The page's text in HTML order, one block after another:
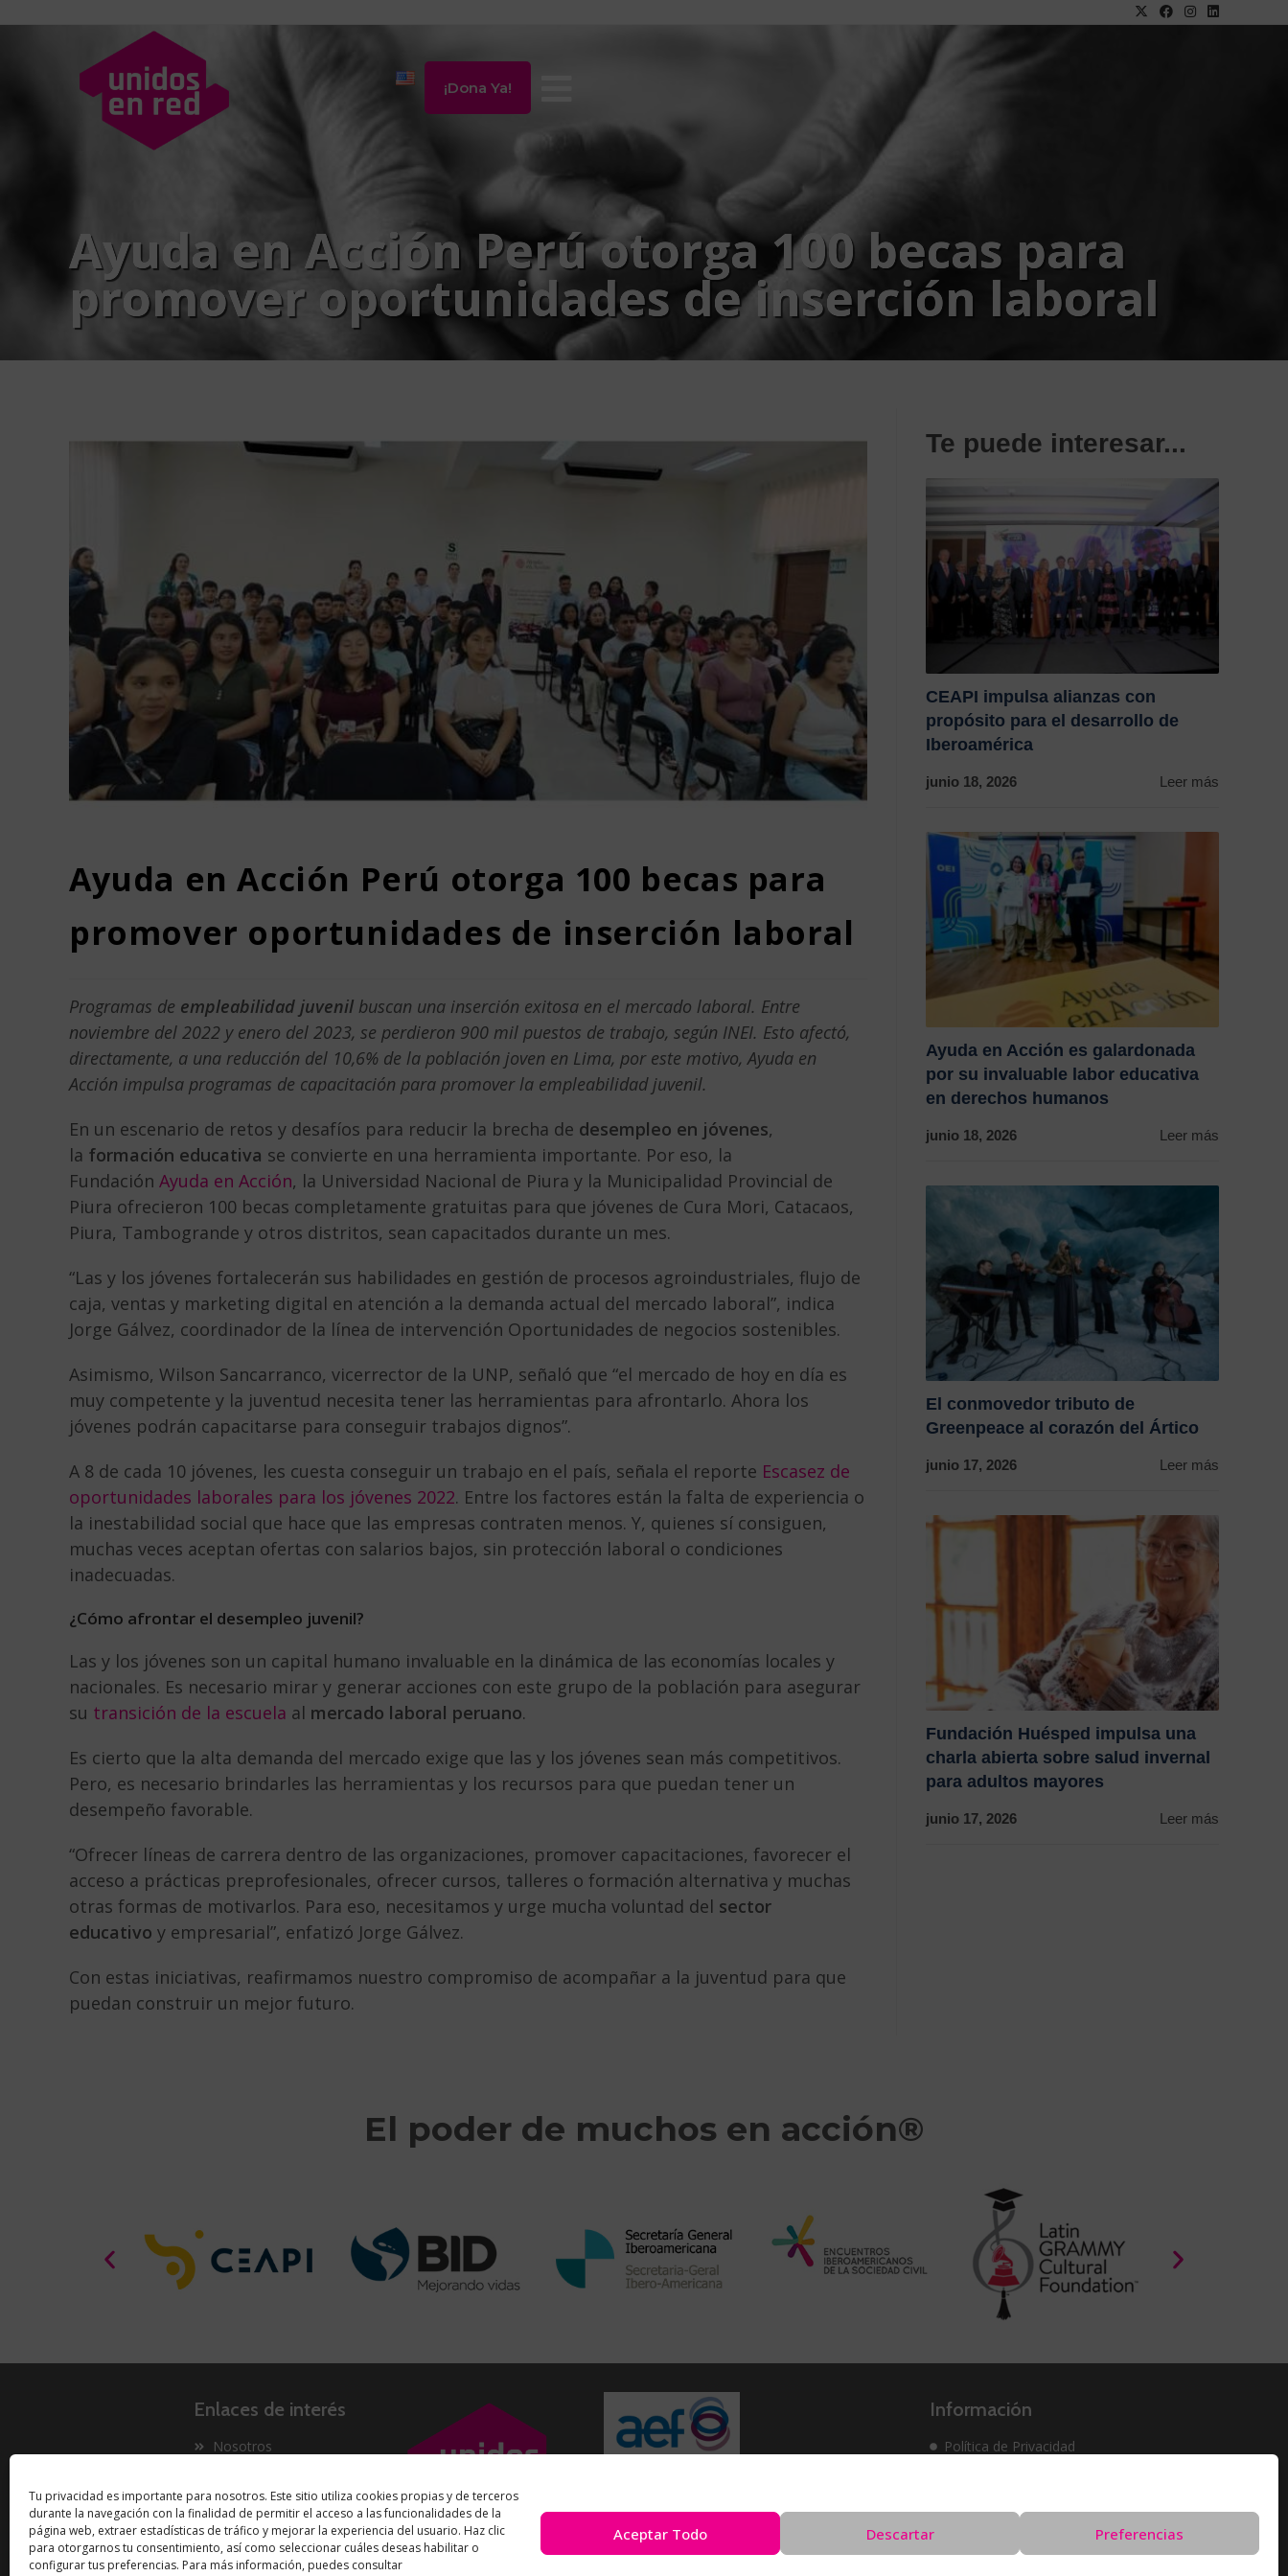
Tu privacidad es importante para nosotros. Este sitio utiliza cookies propias y de terceros
durante la navegación con la finalidad de permitir el acceso a las funcionalidades de la
página web, extraer estadísticas de tráfico y mejorar la experiencia del usuario. Haz clic
para otorgarnos tu consentimiento, así como seleccionar cuáles deseas habilitar o
configurar tus preferencias. Para más información, puedes consultar
Aceptar Todo Descartar Preferencias
¡Dona Ya!
Ayuda en Acción Perú otorga 100 becas para
promover oportunidades de inserción laboral
Ayuda en Acción Perú otorga 100 becas para
promover oportunidades de inserción laboral
Programas de empleabilidad juvenil buscan una inserción exitosa en el mercado laboral. Entre
noviembre del 2022 y enero del 2023, se perdieron 900 mil puestos de trabajo, según INEI. Esto afectó,
directamente, a una reducción del 10,6% de la población joven en Lima, por este motivo, Ayuda en
Acción impulsa programas de capacitación para promover la empleabilidad juvenil.
En un escenario de retos y desafíos para reducir la brecha de desempleo en jóvenes,
la formación educativa se convierte en una herramienta importante. Por eso, la
Fundación Ayuda en Acción, la Universidad Nacional de Piura y la Municipalidad Provincial de
Piura ofrecieron 100 becas completamente gratuitas para que jóvenes de Cura Mori, Catacaos,
Piura, Tambogrande y otros distritos, sean capacitados durante un mes.
“Las y los jóvenes fortalecerán sus habilidades en gestión de procesos agroindustriales, flujo de
caja, ventas y marketing digital en atención a la demanda actual del mercado laboral”, indica
Jorge Gálvez, coordinador de la línea de intervención Oportunidades de negocios sostenibles.
Asimismo, Wilson Sancarranco, vicerrector de la UNP, señaló que “el mercado de hoy en día es
muy competente y la juventud necesita tener las herramientas para afrontarlo. Ahora los
jóvenes podrán capacitarse para conseguir trabajos dignos”.
A 8 de cada 10 jóvenes, les cuesta conseguir un trabajo en el país, señala el reporte Escasez de
oportunidades laborales para los jóvenes 2022. Entre los factores están la falta de experiencia o
la inestabilidad social que hace que las empresas contraten menos. Y, quienes sí consiguen,
muchas veces aceptan ofertas con salarios bajos, sin protección laboral o condiciones
inadecuadas.
¿Cómo afrontar el desempleo juvenil?
Las y los jóvenes son un capital humano invaluable en la dinámica de las economías locales y
nacionales. Es necesario mirar y generar acciones con este grupo de la población para asegurar
su transición de la escuela al mercado laboral peruano.
Es cierto que la alta demanda del mercado exige que las y los jóvenes sean más competitivos.
Pero, es necesario brindarles las herramientas y los recursos para que puedan tener un
desempeño favorable.
“Ofrecer líneas de carrera dentro de las organizaciones, promover capacitaciones, favorecer el
acceso a prácticas preprofesionales, ofrecer cursos, talleres o formación alternativa y muchas
otras formas de motivarlos. Para eso, necesitamos y urge mucha voluntad del sector
educativo y empresarial”, enfatizó Jorge Gálvez.
Con estas iniciativas, reafirmamos nuestro compromiso de acompañar a la juventud para que
puedan construir un mejor futuro.
Te puede interesar...
CEAPI impulsa alianzas con
propósito para el desarrollo de
Iberoamérica
junio 18, 2026 Leer más
Ayuda en Acción es galardonada
por su invaluable labor educativa
en derechos humanos
junio 18, 2026 Leer más
El conmovedor tributo de
Greenpeace al corazón del Ártico
junio 17, 2026 Leer más
Fundación Huésped impulsa una
charla abierta sobre salud invernal
para adultos mayores
junio 17, 2026 Leer más
El poder de muchos en acción®
Enlaces de interés
Nosotros
Innovación
Now
Información
Política de Privacidad